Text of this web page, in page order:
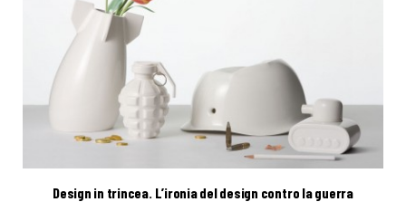
Design in trincea. L’ironia del design contro la guerra